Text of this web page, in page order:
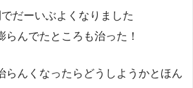
だーいぶよくなりました
んでたところも治った！
らんくなったらどうしようかとほん